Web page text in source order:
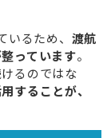
るため、 渡航
っています。
るのではな
することが、